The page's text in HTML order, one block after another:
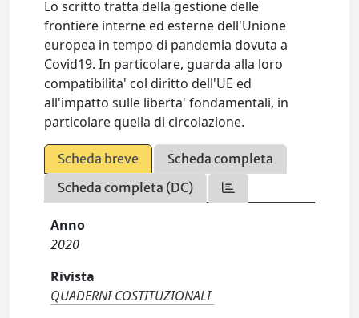
Lo scritto tratta della gestione delle
frontiere interne ed esterne dell'Unione
europea in tempo di pandemia dovuta a
Covid19. In particolare, guarda alla loro
compatibilita' col diritto dell'UE ed
all'impatto sulle liberta' fondamentali, in
particolare quella di circolazione.
Scheda breve
Scheda completa
Scheda completa (DC)
Anno
2020
Rivista
QUADERNI COSTITUZIONALI